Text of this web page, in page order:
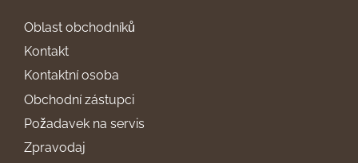
Oblast obchodníků
Kontakt
Kontaktní osoba
Obchodní zástupci
Požadavek na servis
Zpravodaj